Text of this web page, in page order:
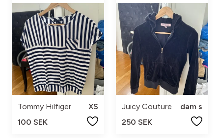
Tommy Hilfiger
XS
100 SEK
Juicy Couture
dam s
250 SEK